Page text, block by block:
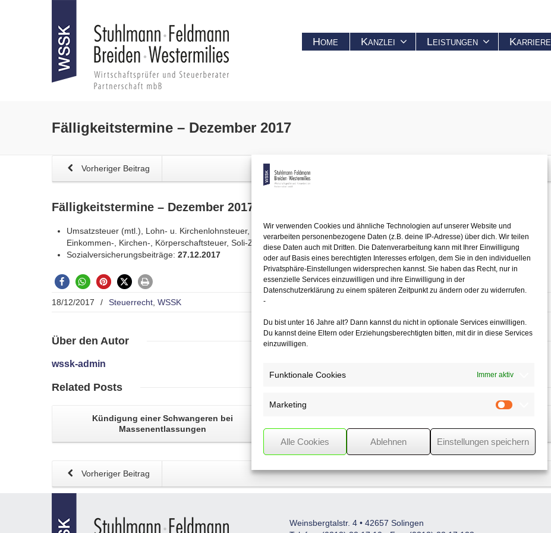
Wir verwenden Cookies und ähnliche Technologien auf unserer Website und
verarbeiten personenbezogene Daten (z.B. deine IP-Adresse) über dich. Wir teilen
diese Daten auch mit Dritten. Die Datenverarbeitung kann mit Ihrer Einwilligung
oder auf Basis eines berechtigten Interesses erfolgen, dem Sie in den individuellen
Privatsphäre-Einstellungen widersprechen kannst. Sie haben das Recht, nur in
essenzielle Services einzuwilligen und ihre Einwilligung in der
Datenschutzerklärung zu einem späteren Zeitpunkt zu ändern oder zu widerrufen.
-
Du bist unter 16 Jahre alt? Dann kannst du nicht in optionale Services einwilligen.
Du kannst deine Eltern oder Erziehungsberechtigten bitten, mit dir in diese Services
einzuwilligen.
Funktionale Cookies Immer aktiv
Marketing
Alle Cookies Ablehnen Einstellungen speichern
Home Kanzlei Leistungen Karriere
Fälligkeitstermine – Dezember 2017
Vorheriger Beitrag
Fälligkeitstermine – Dezember 2017
Umsatzsteuer (mtl.), Lohn- u. Kirchenlohnsteuer, Soli.-Zuschlag (mtl.)
Einkommen-, Kirchen-, Körperschaftsteuer, Soli-Zuschlag: 11.12.2017
Sozialversicherungsbeiträge: 27.12.2017
18/12/2017 / Steuerrecht WSSK
Über den Autor
wssk-admin
Related Posts
Kündigung einer Schwangeren bei
Massenentlassungen
Vorheriger Beitrag
Weinsbergtalstr. 4 • 42657 Solingen